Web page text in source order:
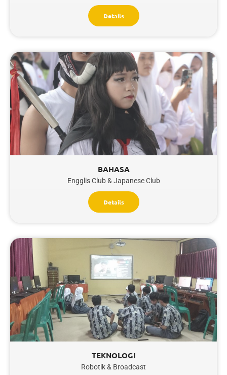
Details
BAHASA
Engglis Club & Japanese Club
Details
TEKNOLOGI
Robotik & Broadcast